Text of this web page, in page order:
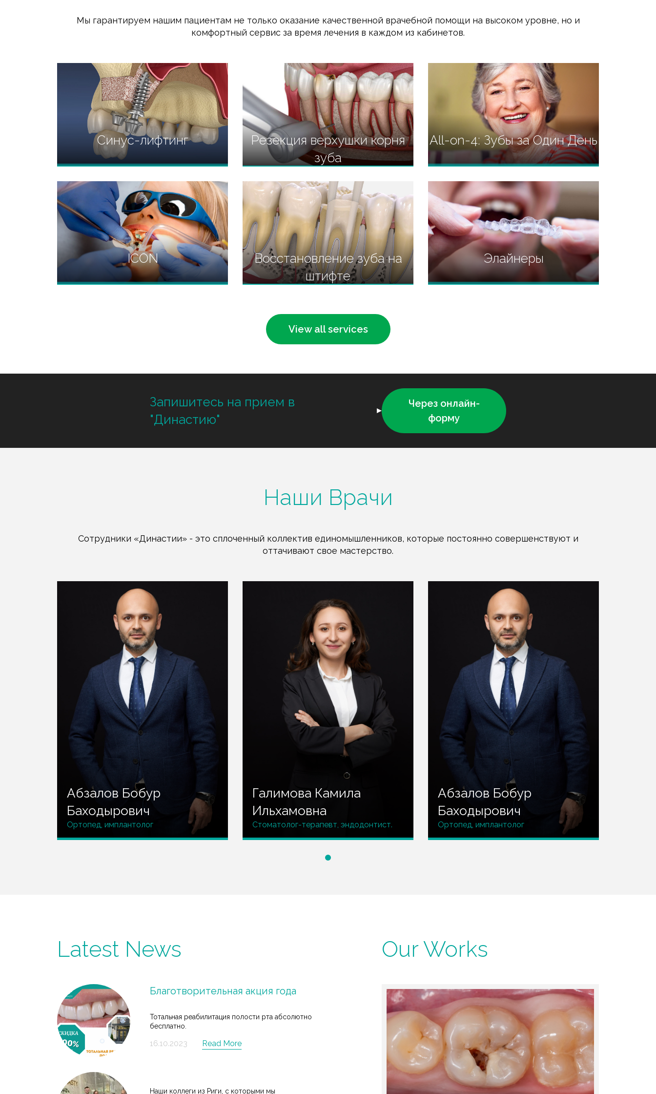
Мы гарантируем нашим пациентам не только оказание качественной врачебной помощи на высоком уровне, но и
комфортный сервис за время лечения в каждом из кабинетов.
Синус-лифтинг
Способ наращивания костной ткани
верхней челюсти с целью
вживления импланта.
Резекция верхушки корня
зуба
Ликвидация воспалений в корневой
системе зуба без его удаления.
All-on-4: Зубы за Один День
Cовременная и безопасная
методика протезирования зубов.
ICON
Восстановление зуба на
штифте
штифт применяется при любых
разрушениях зуба, вплоть до
разрушенных коронок.
Элайнеры
View all services
Запишитесь на прием в
"Династию"
Через онлайн-
форму
Наши Врачи
Сотрудники «Династии» - это сплоченный коллектив единомышленников, которые постоянно совершенствуют и
оттачивают свое мастерство.
Абзалов Бобур
Баходырович
Ортопед, имплантолог
Галимова Камила
Ильхамовна
Стоматолог-терапевт, эндодонтист.
Абзалов Бобур
Баходырович
Ортопед, имплантолог
Latest News
Благотворительная акция года
Тотальная реабилитация полости рта абсолютно
бесплатно.
16.10.2023 Read More
Наши коллеги из Риги, с которыми мы
Our Works